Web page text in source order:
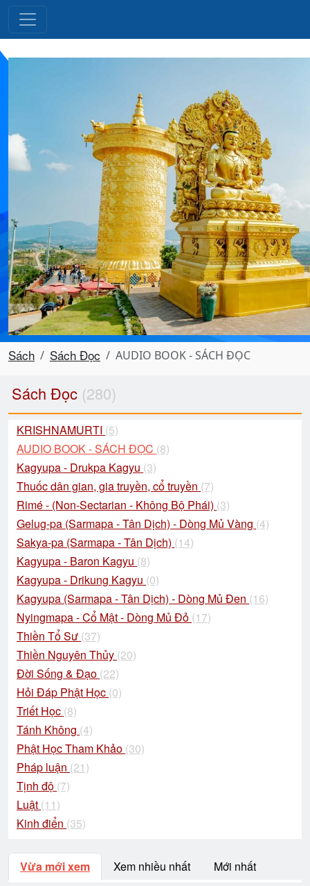
Sách Sách Đọc AUDIO BOOK - SÁCH ĐỌC
Sách Đọc (280)
KRISHNAMURTI (5)
AUDIO BOOK - SÁCH ĐỌC (8)
Kagyupa - Drukpa Kagyu (3)
Thuốc dân gian, gia truyền, cổ truyền (7)
Rimé - (Non-Sectarian - Không Bộ Phái) (3)
Gelug-pa (Sarmapa - Tân Dịch) - Dòng Mủ Vàng (4)
Sakya-pa (Sarmapa - Tân Dịch) (14)
Kagyupa - Baron Kagyu (8)
Kagyupa - Drikung Kagyu (0)
Kagyupa (Sarmapa - Tân Dịch) - Dòng Mủ Đen (16)
Nyingmapa - Cổ Mật - Dòng Mủ Đỏ (17)
Thiền Tổ Sư (37)
Thiền Nguyên Thủy (20)
Đời Sống & Đạo (22)
Hỏi Đáp Phật Học (0)
Triết Học (8)
Tánh Không (4)
Phật Học Tham Khảo (30)
Pháp luận (21)
Tịnh độ (7)
Luật (11)
Kinh điển (35)
Vừa mới xem Xem nhiều nhất Mới nhất